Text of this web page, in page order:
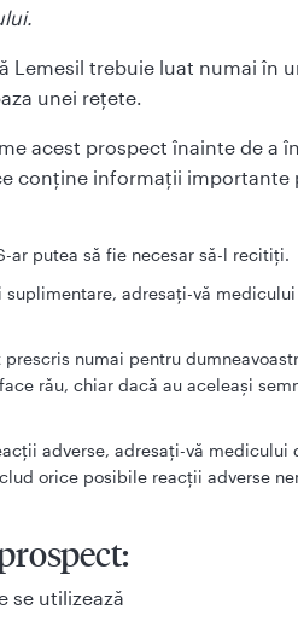
Lemesil trebuie luat numai în
unei reţete.
acest prospect înainte de a
conţine informaţii importante
ar putea să fie necesar să-l recitiţi.
adresaţi-vă
numai pentru
rău, chiar dacă au aceleaşi
adverse, adresaţi-vă medicului
orice posibile reacţii adverse
se utilizează